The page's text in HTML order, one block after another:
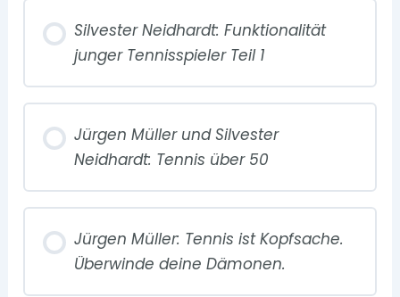
Silvester Neidhardt: Funktionalität
junger Tennisspieler Teil 1
Jürgen Müller und Silvester
Neidhardt: Tennis über 50
Jürgen Müller: Tennis ist Kopfsache.
Überwinde deine Dämonen.